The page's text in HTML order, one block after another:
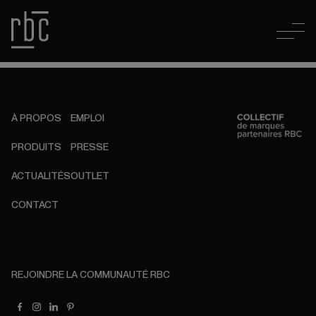
À PROPOS
PRODUITS
ACTUALITÉS
CONTACT
EMPLOI
PRESSE
OUTLET
REJOINDRE LA COMMUNAUTÉ RBC